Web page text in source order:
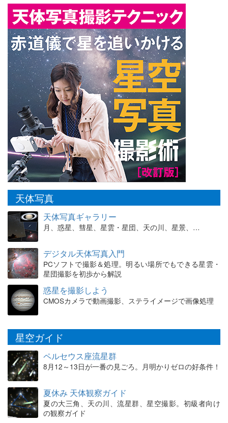
天体写真
天体写真ギャラリー
月、惑星、彗星、星雲・星団、天の川、星景、…
デジタル天体写真入門
PCソフトで撮影＆処理。明るい場所でもできる星雲・
星団撮影を初歩から解説
惑星を撮影しよう
CMOSカメラで動画撮影、ステライメージで画像処理
星空ガイド
ペルセウス座流星群
8月12～13日が一番の見ごろ。月明かりゼロの好条件！
夏休み 天体観察ガイド
夏の大三角、天の川、流星群、星空撮影。初級者向け
の観察ガイド